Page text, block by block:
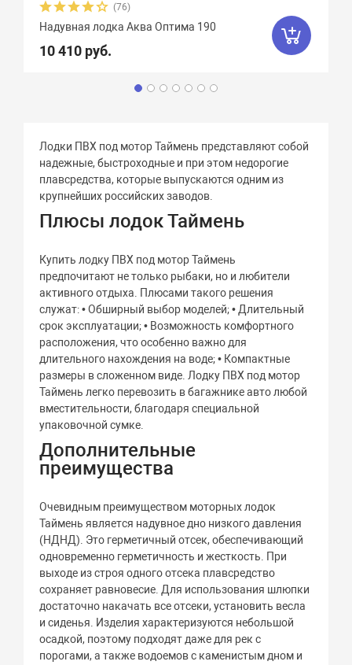
(76)
Надувная лодка Аква Оптима 190
10 410 руб.
Лодки ПВХ под мотор Таймень представляют собой
надежные, быстроходные и при этом недорогие
плавсредства, которые выпускаются одним из
крупнейших российских заводов.
Плюсы лодок Таймень
Купить лодку ПВХ под мотор Таймень
предпочитают не только рыбаки, но и любители
активного отдыха. Плюсами такого решения
служат: • Обширный выбор моделей; • Длительный
срок эксплуатации; • Возможность комфортного
расположения, что особенно важно для
длительного нахождения на воде; • Компактные
размеры в сложенном виде. Лодку ПВХ под мотор
Таймень легко перевозить в багажнике авто любой
вместительности, благодаря специальной
упаковочной сумке.
Дополнительные
преимущества
Очевидным преимуществом моторных лодок
Таймень является надувное дно низкого давления
(НДНД). Это герметичный отсек, обеспечивающий
одновременно герметичность и жесткость. При
выходе из строя одного отсека плавсредство
сохраняет равновесие. Для использования шлюпки
достаточно накачать все отсеки, установить весла
и сиденья. Изделия характеризуются небольшой
осадкой, поэтому подходят даже для рек с
порогами, а также водоемов с каменистым дном и